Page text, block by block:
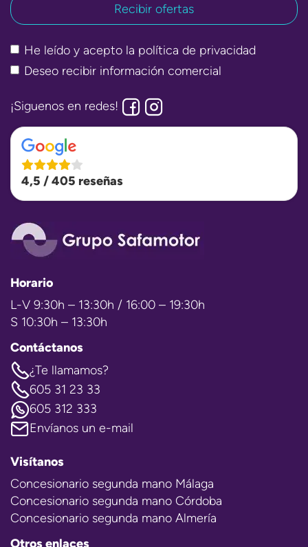
He leído y acepto la política de privacidad
Deseo recibir información comercial
¡Siguenos en redes!
4,5 / 405 reseñas
Horario
L-V 9:30h – 13:30h / 16:00 – 19:30h
S 10:30h – 13:30h
Contáctanos
¿Te llamamos?
605 31 23 33
605 312 333
Envíanos un e-mail
Visítanos
Concesionario segunda mano Málaga
Concesionario segunda mano Córdoba
Concesionario segunda mano Almería
Otros enlaces